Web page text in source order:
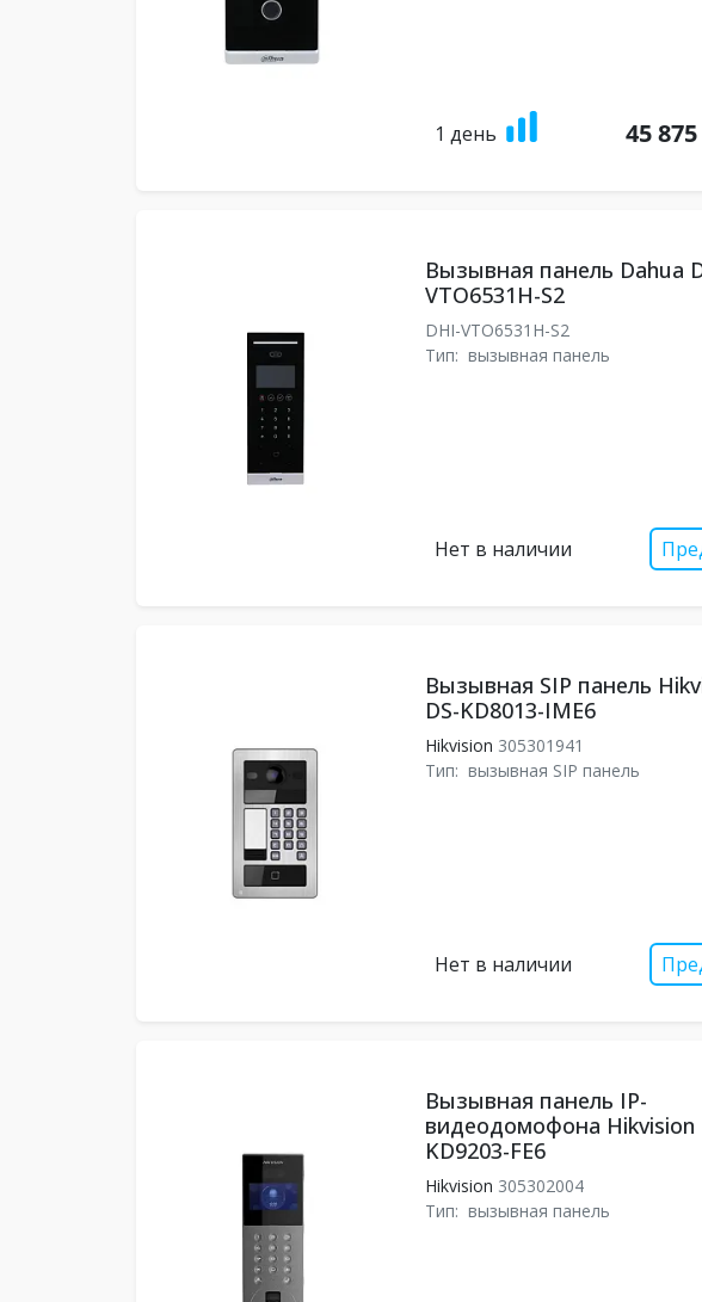
1 день 45
Вызывная панель Dahua
VTO6531H-S2
DHI-VTO6531H-S2
Тип: вызывная панель
Нет в наличии
Вызывная SIP панель
DS-KD8013-IME6
Hikvision 305301941
Тип: вызывная SIP панель
Нет в наличии
Вызывная панель IP-
видеодомофона Hikvision
KD9203-FE6
Hikvision 305302004
Тип: вызывная панель